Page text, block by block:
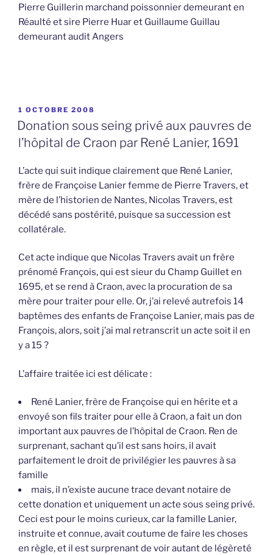
Pierre Guillerin marchand poissonnier demeurant en
Réaulté et sire Pierre Huar et Guillaume Guillau
demeurant audit Angers
PUBLIÉ
LE
1 OCTOBRE 2008
Donation sous seing privé aux pauvres de
l’hôpital de Craon par René Lanier, 1691
L’acte qui suit indique clairement que René Lanier,
frère de Françoise Lanier femme de Pierre Travers, et
mère de l’historien de Nantes, Nicolas Travers, est
décédé sans postérité, puisque sa succession est
collatérale.
Cet acte indique que Nicolas Travers avait un frère
prénomé François, qui est sieur du Champ Guillet en
1695, et se rend à Craon, avec la procuration de sa
mère pour traiter pour elle. Or, j’ai relevé autrefois 14
baptêmes des enfants de Françoise Lanier, mais pas de
François, alors, soit j’ai mal retranscrit un acte soit il en
y a 15 ?
L’affaire traitée ici est délicate :
René Lanier, frère de Françoise qui en hérite et a
envoyé son fils traiter pour elle à Craon, a fait un don
important aux pauvres de l’hôpital de Craon. Ren de
surprenant, sachant qu’il est sans hoirs, il avait
parfaitement le droit de privilégier les pauvres à sa
famille
mais, il n’existe aucune trace devant notaire de
cette donation et uniquement un acte sous seing privé.
Ceci est pour le moins curieux, car la famille Lanier,
instruite et connue, avait coutume de faire les choses
en règle, et il est surprenant de voir autant de légèreté